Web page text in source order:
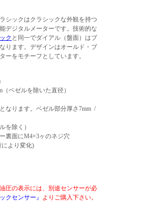
シックはクラシックな外観を持つ
デジタルメーターです。技術的な
ク と同一でダイアル（盤面）はブ
ります。デザインはオールド・ブ
ーをモチーフとしています。
（ベゼルを除いた直径）
なります。ベゼル部分厚さ7mm /
を除く）
裏面にM4×3ヶのネジ穴
により変化)
の表示には、別途センサーが必
クセンサー』 よりご購入下さい。